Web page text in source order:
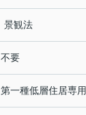
景観法
不要
第一種低層住居専用